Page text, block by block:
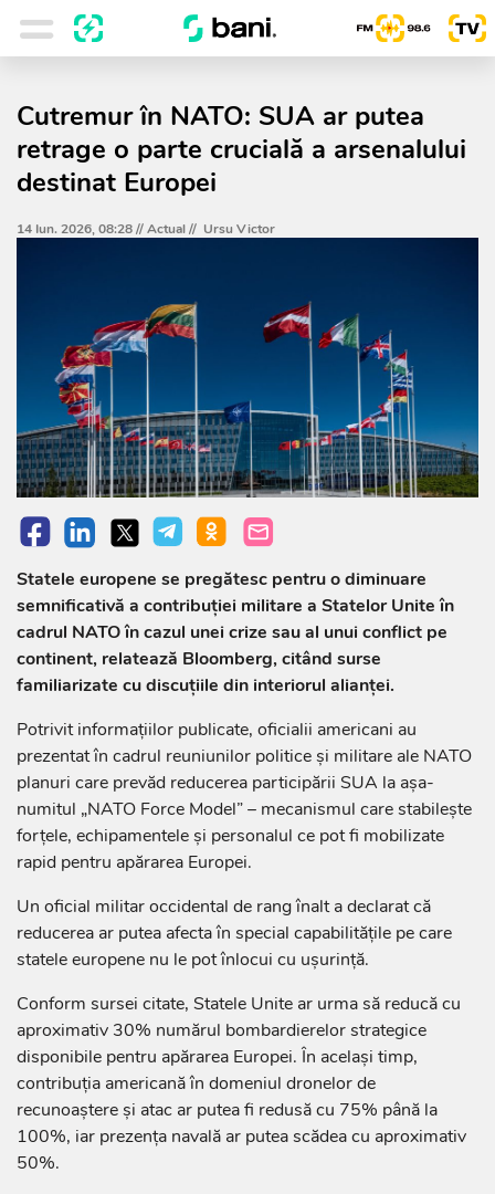
Cutremur în NATO: SUA ar putea
retrage o parte crucială a arsenalului
destinat Europei
14 Iun. 2026, 08:28 //Actual// Ursu Victor
Statele europene se pregătesc pentru o diminuare
semnificativă a contribuției militare a Statelor Unite în
cadrul NATO în cazul unei crize sau al unui conflict pe
continent, relatează Bloomberg, citând surse
familiarizate cu discuțiile din interiorul alianței.
Potrivit informațiilor publicate, oficialii americani au
prezentat în cadrul reuniunilor politice și militare ale NATO
planuri care prevăd reducerea participării SUA la așa-
numitul „NATO Force Model” – mecanismul care stabilește
forțele, echipamentele și personalul ce pot fi mobilizate
rapid pentru apărarea Europei.
Un oficial militar occidental de rang înalt a declarat că
reducerea ar putea afecta în special capabilitățile pe care
statele europene nu le pot înlocui cu ușurință.
Conform sursei citate, Statele Unite ar urma să reducă cu
aproximativ 30% numărul bombardierelor strategice
disponibile pentru apărarea Europei. În același timp,
contribuția americană în domeniul dronelor de
recunoaștere și atac ar putea fi redusă cu 75% până la
100%, iar prezența navală ar putea scădea cu aproximativ
50%.